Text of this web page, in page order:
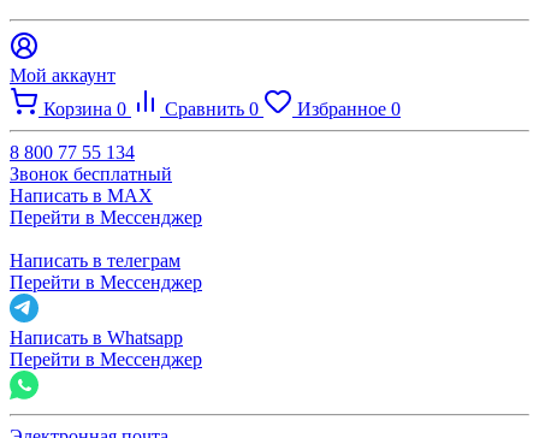
Мой аккаунт
Корзина 0 Сравнить 0 Избранное 0
8 800 77 55 134
Звонок бесплатный
Написать в MAX
Перейти в Мессенджер
Написать в телеграм
Перейти в Мессенджер
Написать в Whatsapp
Перейти в Мессенджер